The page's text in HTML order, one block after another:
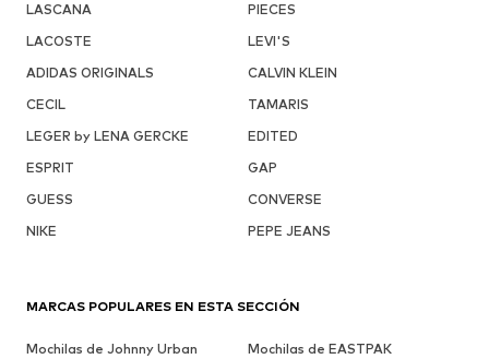
LASCANA
PIECES
LACOSTE
LEVI'S
ADIDAS ORIGINALS
CALVIN KLEIN
CECIL
TAMARIS
LEGER by LENA GERCKE
EDITED
ESPRIT
GAP
GUESS
CONVERSE
NIKE
PEPE JEANS
MARCAS POPULARES EN ESTA SECCIÓN
Mochilas de Johnny Urban
Mochilas de EASTPAK